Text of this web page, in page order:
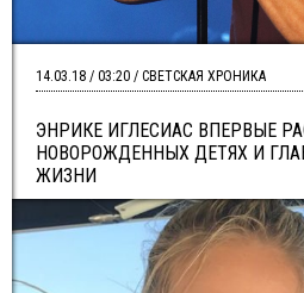
ЭНРИКЕ ИГЛЕСИАС ВПЕРВЫЕ
НОВОРОЖДЕННЫХ ДЕТЯХ И
ЖИЗНИ
14.03.18 / 03:20 / СВЕТСКАЯ ХРОНИКА